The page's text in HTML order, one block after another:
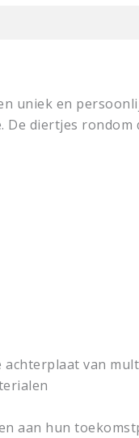
uniek en
De diertjes
van
aan hun